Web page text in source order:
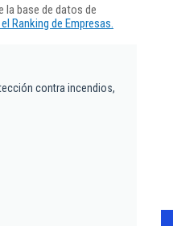
la base de datos de
Ranking de Empresas.
contra incendios,